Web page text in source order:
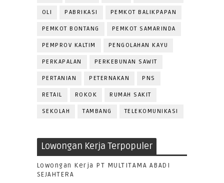
OLI PABRIKASI PEMKOT BALIKPAPAN
PEMKOT BONTANG PEMKOT SAMARINDA
PEMPROV KALTIM PENGOLAHAN KAYU
PERKAPALAN PERKEBUNAN SAWIT
PERTANIAN PETERNAKAN PNS
RETAIL ROKOK RUMAH SAKIT
SEKOLAH TAMBANG TELEKOMUNIKASI
Lowongan Kerja Terpopuler
Lowongan Kerja PT MULTITAMA ABADI
SEJAHTERA